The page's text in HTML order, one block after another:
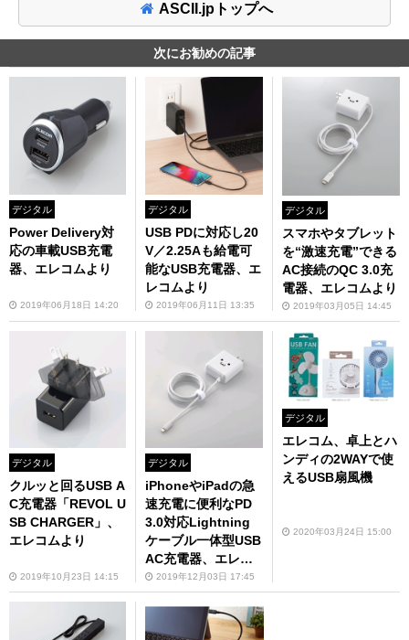
ASCII.jpトップへ
次にお勧めの記事
デジタル
Power Delivery対
応の車載USB充電
器、エレコムより
2019年06月18日 14:20
デジタル
USB PDに対応し20
V／2.25Aも給電可
能なUSB充電器、エ
レコムより
2019年06月11日 13:35
デジタル
スマホやタブレット
を“激速充電”できる
AC接続のQC 3.0充
電器、エレコムより
2019年03月05日 14:45
デジタル
クルッと回るUSB A
C充電器「REVOL U
SB CHARGER」、
エレコムより
2019年10月23日 14:15
デジタル
iPhoneやiPadの急
速充電に便利なPD
3.0対応Lightning
ケーブル一体型USB
AC充電器、エレコ
ムから
2019年12月03日 17:45
デジタル
エレコム、卓上とハ
ンディの2WAYで使
えるUSB扇風機
2020年03月24日 15:00